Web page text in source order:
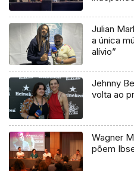
Julian
a única
alívio”
Jehnny
volta ao
Wagner
põem